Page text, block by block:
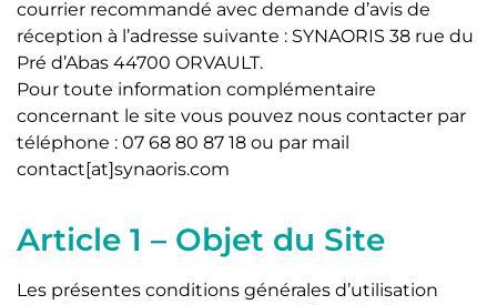
courrier recommandé avec demande d’avis de
réception à l’adresse suivante : SYNAORIS 38 rue du
Pré d’Abas 44700 ORVAULT.
Pour toute information complémentaire
concernant le site vous pouvez nous contacter par
téléphone : 07 68 80 87 18 ou par mail
contact[at]synaoris.com
Article 1 – Objet du Site
Les présentes conditions générales d’utilisation